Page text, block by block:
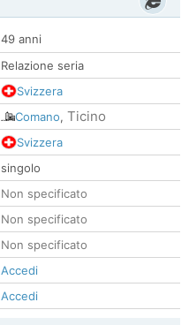
49 anni
Relazione seria
Svizzera
Comano, Ticino
Svizzera
singolo
Non specificato
Non specificato
Non specificato
Accedi
Accedi